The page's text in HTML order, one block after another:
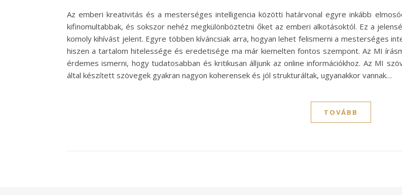
Az emberi kreativitás és a mesterséges intelligencia közötti határvonal egyre inkább
kifinomultabbak, és sokszor nehéz megkülönböztetni őket az emberi alkotásoktól. Ez a
komoly kihívást jelent. Egyre többen kíváncsiak arra, hogyan lehet felismerni a mesterséges
hiszen a tartalom hitelessége és eredetisége ma már kiemelten fontos szempont. Az MI
érdemes ismerni, hogy tudatosabban és kritikusan álljunk az online információkhoz. Az MI
által készített szövegek gyakran nagyon koherensek és jól strukturáltak, ugyanakkor vannak…
TOVÁBB